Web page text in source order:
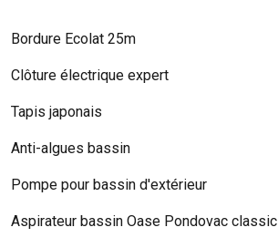
Bordure Ecolat 25m
Clôture électrique expert
Tapis japonais
Anti-algues bassin
Pompe pour bassin d'extérieur
Aspirateur bassin Oase Pondovac classic